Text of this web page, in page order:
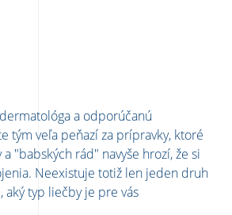
a odporúčanú
tým veľa peňazí za prípravky, ktoré
"babských rád" navyše hrozí, že si
Neexistuje totiž len jeden druh
typ liečby je pre vás